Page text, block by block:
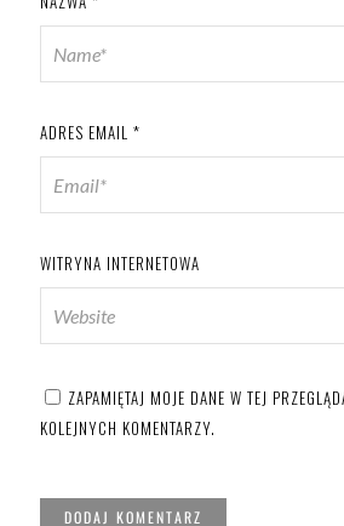
ADRES EMAIL *
WITRYNA INTERNETOWA
ZAPAMIĘTAJ MOJE DANE W TEJ
KOLEJNYCH KOMENTARZY.